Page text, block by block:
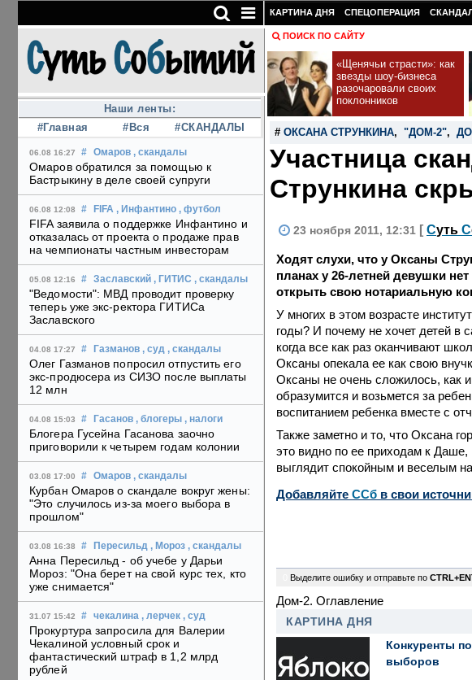
Наши ленты:
#Главная
#Вся #СКАНДАЛЫ
06.08 16:27 # Омаров , скандалы
Омаров обратился за помощью к
Бастрыкину в деле своей супруги
06.08 12:08 # FIFA , Инфантино , футбол
FIFA заявила о поддержке Инфантино и
отказалась от проекта о продаже прав
на чемпионаты частным инвесторам
05.08 12:16 # Заславский , ГИТИС , скандалы
"Ведомости": МВД проводит проверку
теперь уже экс-ректора ГИТИСа
Заславского
04.08 17:27 # Газманов , суд , скандалы
Олег Газманов попросил отпустить его
экс-продюсера из СИЗО после выплаты
12 млн
04.08 15:03 # Гасанов , блогеры , налоги
Блогера Гусейна Гасанова заочно
приговорили к четырем годам колонии
03.08 17:00 # Омаров , скандалы
Курбан Омаров о скандале вокруг жены:
"Это случилось из-за моего выбора в
прошлом"
03.08 16:38 # Пересильд , Мороз , скандалы
Анна Пересильд - об учебе у Дарьи
Мороз: "Она берет на свой курс тех, кто
уже снимается"
31.07 15:42 # чекалина , лерчек , суд
Прокуртура запросила для Валерии
Чекалиной условный срок и
фантастический штраф в 1,2 млрд
рублей
КАРТИНА ДНЯ СПЕЦОПЕРАЦИЯ
ПОИСК ПО САЙТУ
«Щенячьи страсти»: как
звезды шоу-бизнеса
разочаровали своих
поклонников
# ОКСАНА СТРУНКИНА, "ДОМ-2",
Участница
Стрункина
23 ноября 2011, 12:31 [ Суть С
Ходят слухи, что у Оксаны
планах у 26-летней девушки
открыть свою нотариальную
У многих в этом возрасте
годы? И почему не хочет детей в
когда все как раз оканчивают
Оксаны опекала ее как свою
Оксаны не очень сложилось, как
образумится и возьмется за
воспитанием ребенка вместе с
Также заметно и то, что Оксана
это видно по ее приходам к
выглядит спокойным и веселым
Добавляйте CСб в свои
Выделите ошибку и отправьте по
Дом-2. Оглавление
КАРТИНА ДНЯ
Конкуренты
выборов